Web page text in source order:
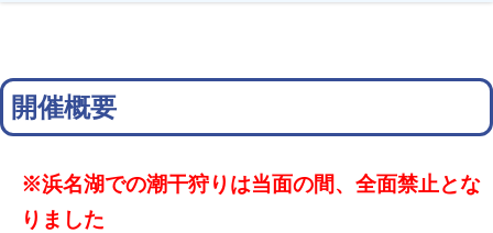
開催概要
※浜名湖での潮干狩りは当面の間、全面禁止とな
りました